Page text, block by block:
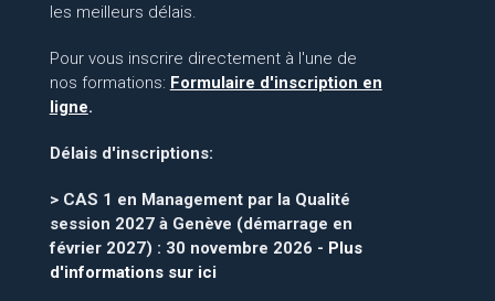
les meilleurs délais.
Pour vous inscrire directement à l'une de
nos formations: Formulaire d'inscription en
ligne.
Délais d'inscriptions:
> CAS 1 en Management par la Qualité
session 2027 à Genève (démarrage en
février 2027) : 30 novembre 2026 - Plus
d'informations sur ici